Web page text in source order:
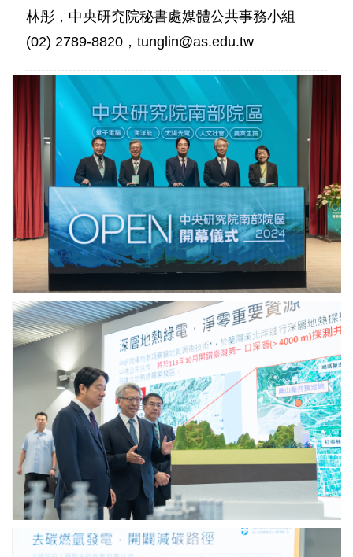
林彤，中央研究院秘書處媒體公共事務小組
(02) 2789-8820，tunglin@as.edu.tw
賴
清
德
總
（中）、
中
院
廖
俊
智
（右
二）、
前
副
總
統
士、
硏
院
周
美
吟
副
長、
中
研
院
廖
清
德
總
統
說
明